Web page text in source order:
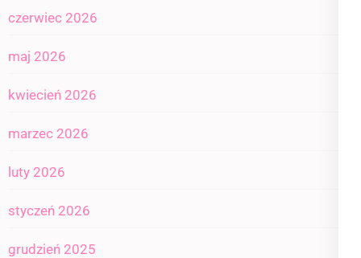
czerwiec 2026
maj 2026
kwiecień 2026
marzec 2026
luty 2026
styczeń 2026
grudzień 2025